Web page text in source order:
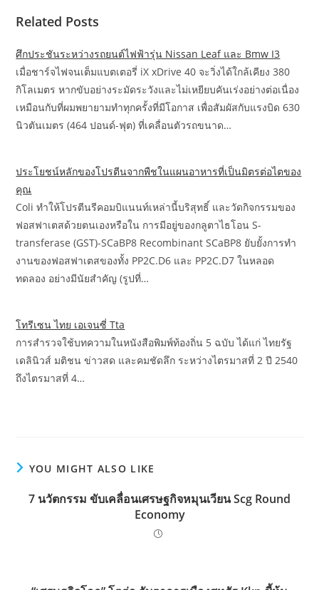
Related Posts
ศึกประชันระหว่างรถยนต์ไฟฟ้ารุ่น Nissan Leaf และ Bmw I3
เมื่อชาร์จไฟจนเต็มแบตเตอรี่ iX xDrive 40 จะวิ่งได้ใกล้เคียง 380
กิโลเมตร หากขับอย่างระมัดระวังและไม่เหยียบคันเร่งอย่างต่อเนื่อง
เหมือนกับที่ผมพยายามทำทุกครั้งที่มีโอกาส เพื่อสัมผัสกับแรงบิด 630
นิวตันเมตร (464 ปอนด์-ฟุต) ที่เคลื่อนตัวรถขนาด…
ประโยชน์หลักของโปรตีนจากพืชในแผนอาหารที่เป็นมิตรต่อไตของ
คุณ
Coli ทำให้โปรตีนรีคอมบิแนนท์เหล่านี้บริสุทธิ์ และวัดกิจกรรมของ
ฟอสฟาเตสด้วยตนเองหรือใน การมีอยู่ของกลูตาไธโอน S-
transferase (GST)-SCaBP8 Recombinant SCaBP8 ยับยั้งการทำ
งานของฟอสฟาเตสของทั้ง PP2C.D6 และ PP2C.D7 ในหลอด
ทดลอง อย่างมีนัยสำคัญ (รูปที่…
โทรีเซน ไทย เอเจนซี่ Tta
การสำรวจใช้บทความในหนังสือพิมพ์ท้องถิ่น 5 ฉบับ ได้แก่ ไทยรัฐ
เดลินิวส์ มติชน ข่าวสด และคมชัดลึก ระหว่างไตรมาสที่ 2 ปี 2540
ถึงไตรมาสที่ 4…
YOU MIGHT ALSO LIKE
7 นวัตกรรม ขับเคลื่อนเศรษฐกิจหมุนเวียน Scg Round
Economy